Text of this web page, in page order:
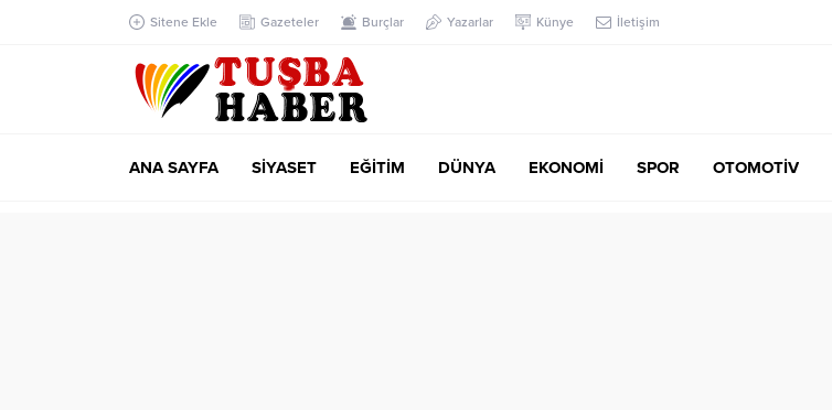
Sitene Ekle Gazeteler Burçlar Yazarlar Künye İletişim
ANA SAYFA SİYASET EĞİTİM DÜNYA EKONOMİ SPOR OTOMOTİV